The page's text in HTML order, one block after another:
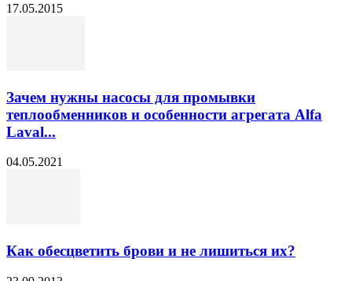
17.05.2015
Зачем нужны насосы для промывки
теплообменников и особенности агрегата Alfa
Laval...
04.05.2021
Как обесцветить брови и не лишиться их?